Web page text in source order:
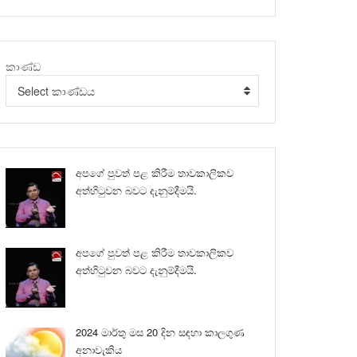
කාණ්ඩ
Select කාණ්ඩය
අපගේ පුවත් පළ කිරීම තාවකාලිකව
අත්හිටුවන බවට දැනුම්දීමයි.
අපගේ පුවත් පළ කිරීම තාවකාලිකව
අත්හිටුවන බවට දැනුම්දීමයි.
2024 මාර්තු මස 20 දින සඳහා කාලගුණ
අනාවැකිය